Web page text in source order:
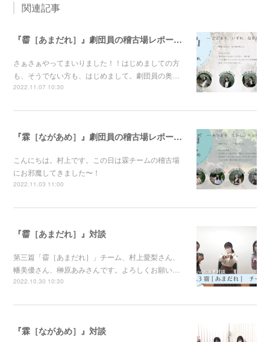
関連記事
『霤［あまだれ］』劇団員の稽古場レポート☂奥泉
さぁさぁやってまいりました！！はじめましての方
も、そうでない方も、はじめまして。劇団員の奥…
2022.11.07 10:30
『霖［ながあめ］』劇団員の稽古場レポート☂村上愛梨
こんにちは。村上です。この日は霖チームの稽古場
にお邪魔してきました〜！
2022.11.03 11:00
『霤［あまだれ］』対談
第三篇「霤［あまだれ］」チーム、村上愛梨さん、
幡美優さん、榊原あみさんです。よろしくお願い…
2022.10.30 10:30
『霖［ながあめ］』対談